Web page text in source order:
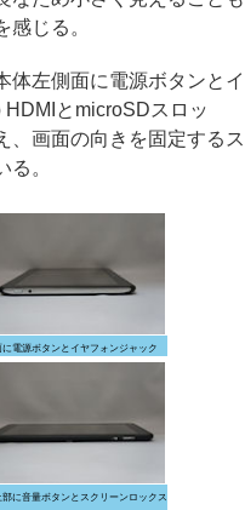
じる。
左側面に電源ボタンとイ
とmicroSDスロッ
、画面の向きを固定するス
。
に電源ボタンとイヤフォンジャック
部に音量ボタンとスクリーンロックス